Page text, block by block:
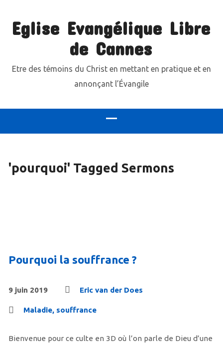
Eglise Evangélique Libre
de Cannes
Etre des témoins du Christ en mettant en pratique et en
annonçant l’Évangile
'pourquoi' Tagged Sermons
Pourquoi la souffrance ?
9 juin 2019 Eric van der Does
Maladie, souffrance
Bienvenue pour ce culte en 3D où l’on parle de Dieu d’une